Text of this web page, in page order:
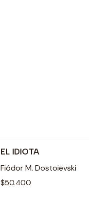
Agotado
EL IDIOTA
Fiódor M. Dostoievski
$50.400